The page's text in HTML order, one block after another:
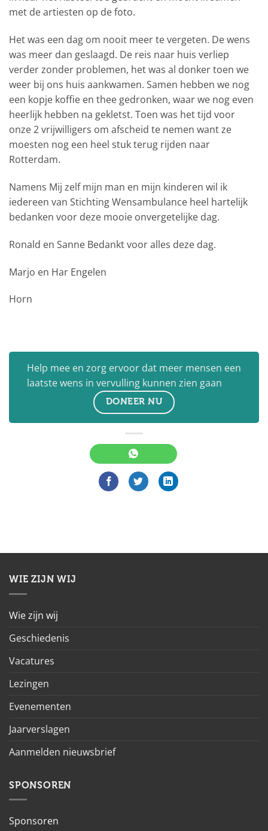
met de artiesten op de foto.
Het was een dag om nooit meer te vergeten. De wens
was meer dan geslaagd. De reis naar huis verliep
verder zonder problemen, het was al donker toen we
weer bij ons huis aankwamen. Samen hebben we nog
een kopje koffie en thee gedronken, waar we nog even
heerlijk hebben na gekletst. Toen was het tijd voor
onze 2 vrijwilligers om afscheid te nemen want ze
moesten nog een heel stuk terug rijden naar
Rotterdam.
Namens Mij zelf mijn man en mijn kinderen wil ik
iedereen van Stichting Wensambulance heel hartelijk
bedanken voor deze mooie onvergetelijke dag.
Ronald en Sanne Bedankt voor alles deze dag.
Marjo en Har Engelen
Horn
Help mee en zorg ervoor dat meer mensen een
laatste wens in vervulling kunnen zien gaan
DONEER NU
WIE ZIJN WIJ
Wie zijn wij
Geschiedenis
Vacatures
Lezingen
Evenementen
Jaarverslagen
Aanmelden nieuwsbrief
SPONSOREN
Sponsoren